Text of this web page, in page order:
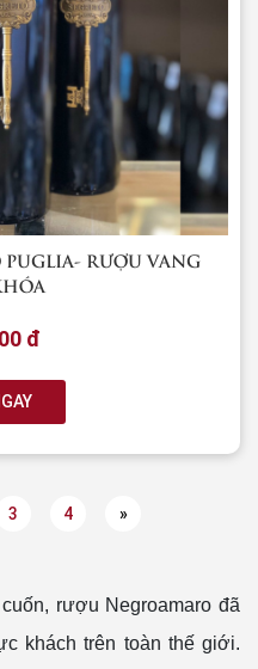
PUGLIA- RƯỢU VANG
đ
3 4 »
rượu Negroamaro đã
khách trên toàn thế giới.